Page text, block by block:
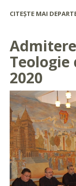
CITEȘTE MAI
Teologie
2020